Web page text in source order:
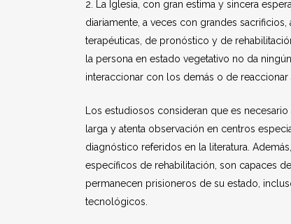
2. La Iglesia, con gran estima y sincera
diariamente, a veces con grandes
terapéuticas, de pronóstico y de
la persona en estado vegetativo no da
interaccionar con los demás o de reaccionar
Los estudiosos consideran que es
larga y atenta observación en centros
diagnóstico referidos en la literatura.
específicos de rehabilitación, son capaces
permanecen prisioneros de su estado,
tecnológicos.